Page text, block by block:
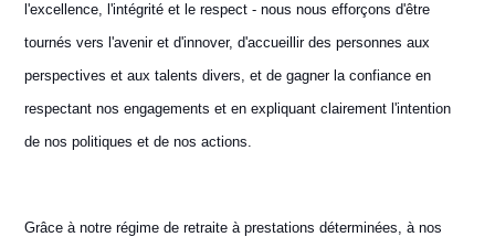
l'excellence, l'intégrité et le respect - nous nous efforçons d'être
tournés vers l'avenir et d'innover, d'accueillir des personnes aux
perspectives et aux talents divers, et de gagner la confiance en
respectant nos engagements et en expliquant clairement l'intention
de nos politiques et de nos actions.
Grâce à notre régime de retraite à prestations déterminées, à nos